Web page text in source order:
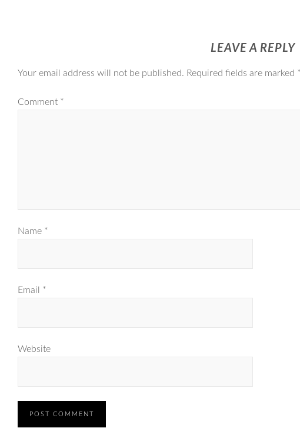
LEAVE A REPLY
Your email address will not be published. Required fields are marked *
Comment *
Name *
Email *
Website